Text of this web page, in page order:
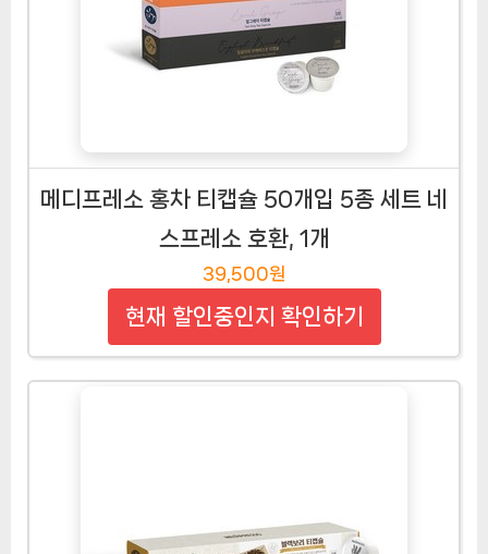
메디프레소 홍차 티캡슐 50개입 5종 세트 네
스프레소 호환, 1개
39,500원
현재 할인중인지 확인하기